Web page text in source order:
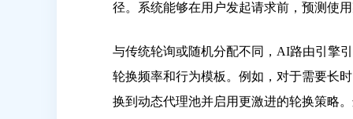
径。系统能够在用户发起请求前，预测使
与传统轮询或随机分配不同，AI路由引擎
轮换频率和行为模板。例如，对于需要长
换到动态代理池并启用更激进的轮换策略